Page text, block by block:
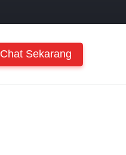
Chat Sekarang